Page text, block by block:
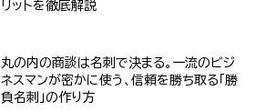
リットを徹底解説
丸の内の商談は名刺で決まる。一流のビジ
ネスマンが密かに使う、信頼を勝ち取る「勝
負名刺」の作り方